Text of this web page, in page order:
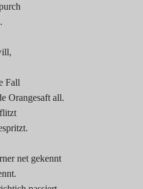
Fall
Orangesaft all.
net gekennt